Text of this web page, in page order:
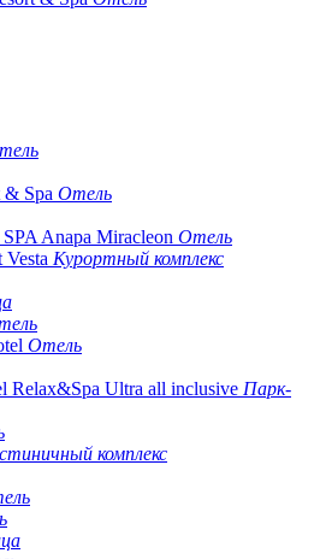
& Spa Отель
Anapa Miracleon Отель
Vesta Курортный комплекс
Отель
Relax&Spa Ultra all inclusive Парк-
комплекс